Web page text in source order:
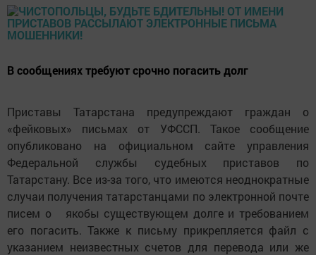
В сообщениях требуют срочно погасить долг
Приставы Татарстана предупреждают граждан о
«фейковых» письмах от УФССП. Такое сообщение
опубликовано на официальном сайте управления
Федеральной службы судебных приставов по
Татарстану. Все из-за того, что имеются неоднократные
случаи получения татарстанцами по электронной почте
писем о якобы существующем долге и требованием
его погасить. Также к письму прикрепляется файл с
указанием неизвестных счетов для перевода или же